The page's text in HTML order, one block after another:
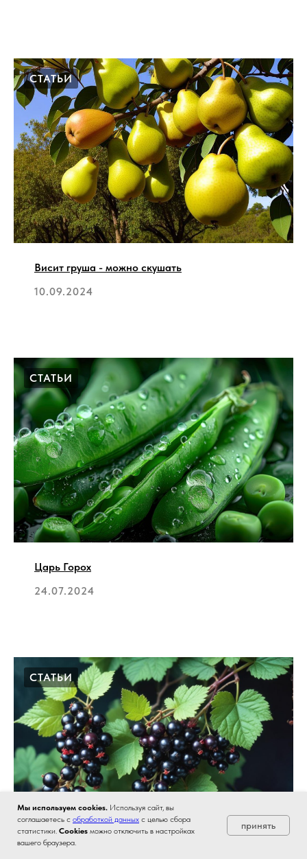
СТАТЬИ
Висит груша - можно скушать
10.09.2024
СТАТЬИ
Царь Горох
24.07.2024
СТАТЬИ
Мы используем cookies. Используя сайт, вы
соглашаетесь с обработкой данных с целью сбора
статистики. Соokies можно отключить в настройках
вашего браузера.
принять